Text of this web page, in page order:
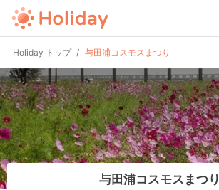
Holiday トップ 与田浦コスモスまつり
与田浦コスモスまつり